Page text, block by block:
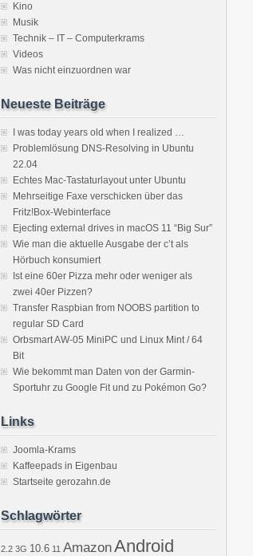
Kino
Musik
Technik – IT – Computerkrams
Videos
Was nicht einzuordnen war
Neueste Beiträge
I was today years old when I realized …
Problemlösung DNS-Resolving in Ubuntu
22.04
Echtes Mac-Tastaturlayout unter Ubuntu
Mehrseitige Faxe verschicken über das
Fritz!Box-Webinterface
Ejecting external drives in macOS 11 “Big Sur”
Wie man die aktuelle Ausgabe der c’t als
Hörbuch konsumiert
Ist eine 60er Pizza mehr oder weniger als
zwei 40er Pizzen?
Transfer Raspbian from NOOBS partition to
regular SD Card
Orbsmart AW-05 MiniPC und Linux Mint / 64
Bit
Wie bekommt man Daten von der Garmin-
Sportuhr zu Google Fit und zu Pokémon Go?
Links
Joomla-Krams
Kaffeepads in Eigenbau
Startseite gerozahn.de
Schlagwörter
2.2 3G 10.6 11 AmazonAndroid